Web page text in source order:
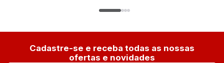
Cadastre-se e receba todas as nossas
ofertas e novidades